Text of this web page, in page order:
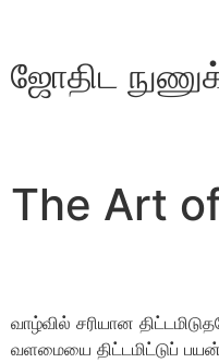
ஜோதிட
The Art
வாழ்வில் சரியான
வளமையை திட்டமிட்டுப்